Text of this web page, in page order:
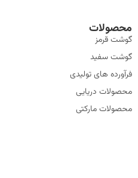
محصولات
گوشت قرمز
گوشت سفید
فرآورده های تولیدی
محصولات دریایی
محصولات مارکتی